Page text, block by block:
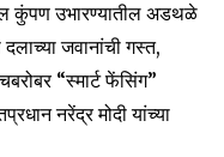
कुंपण उभारण्यातील अडथळे
जवानांची गस्त,
“स्मार्ट फेंसिंग”
नरेंद्र मोदी यांच्या